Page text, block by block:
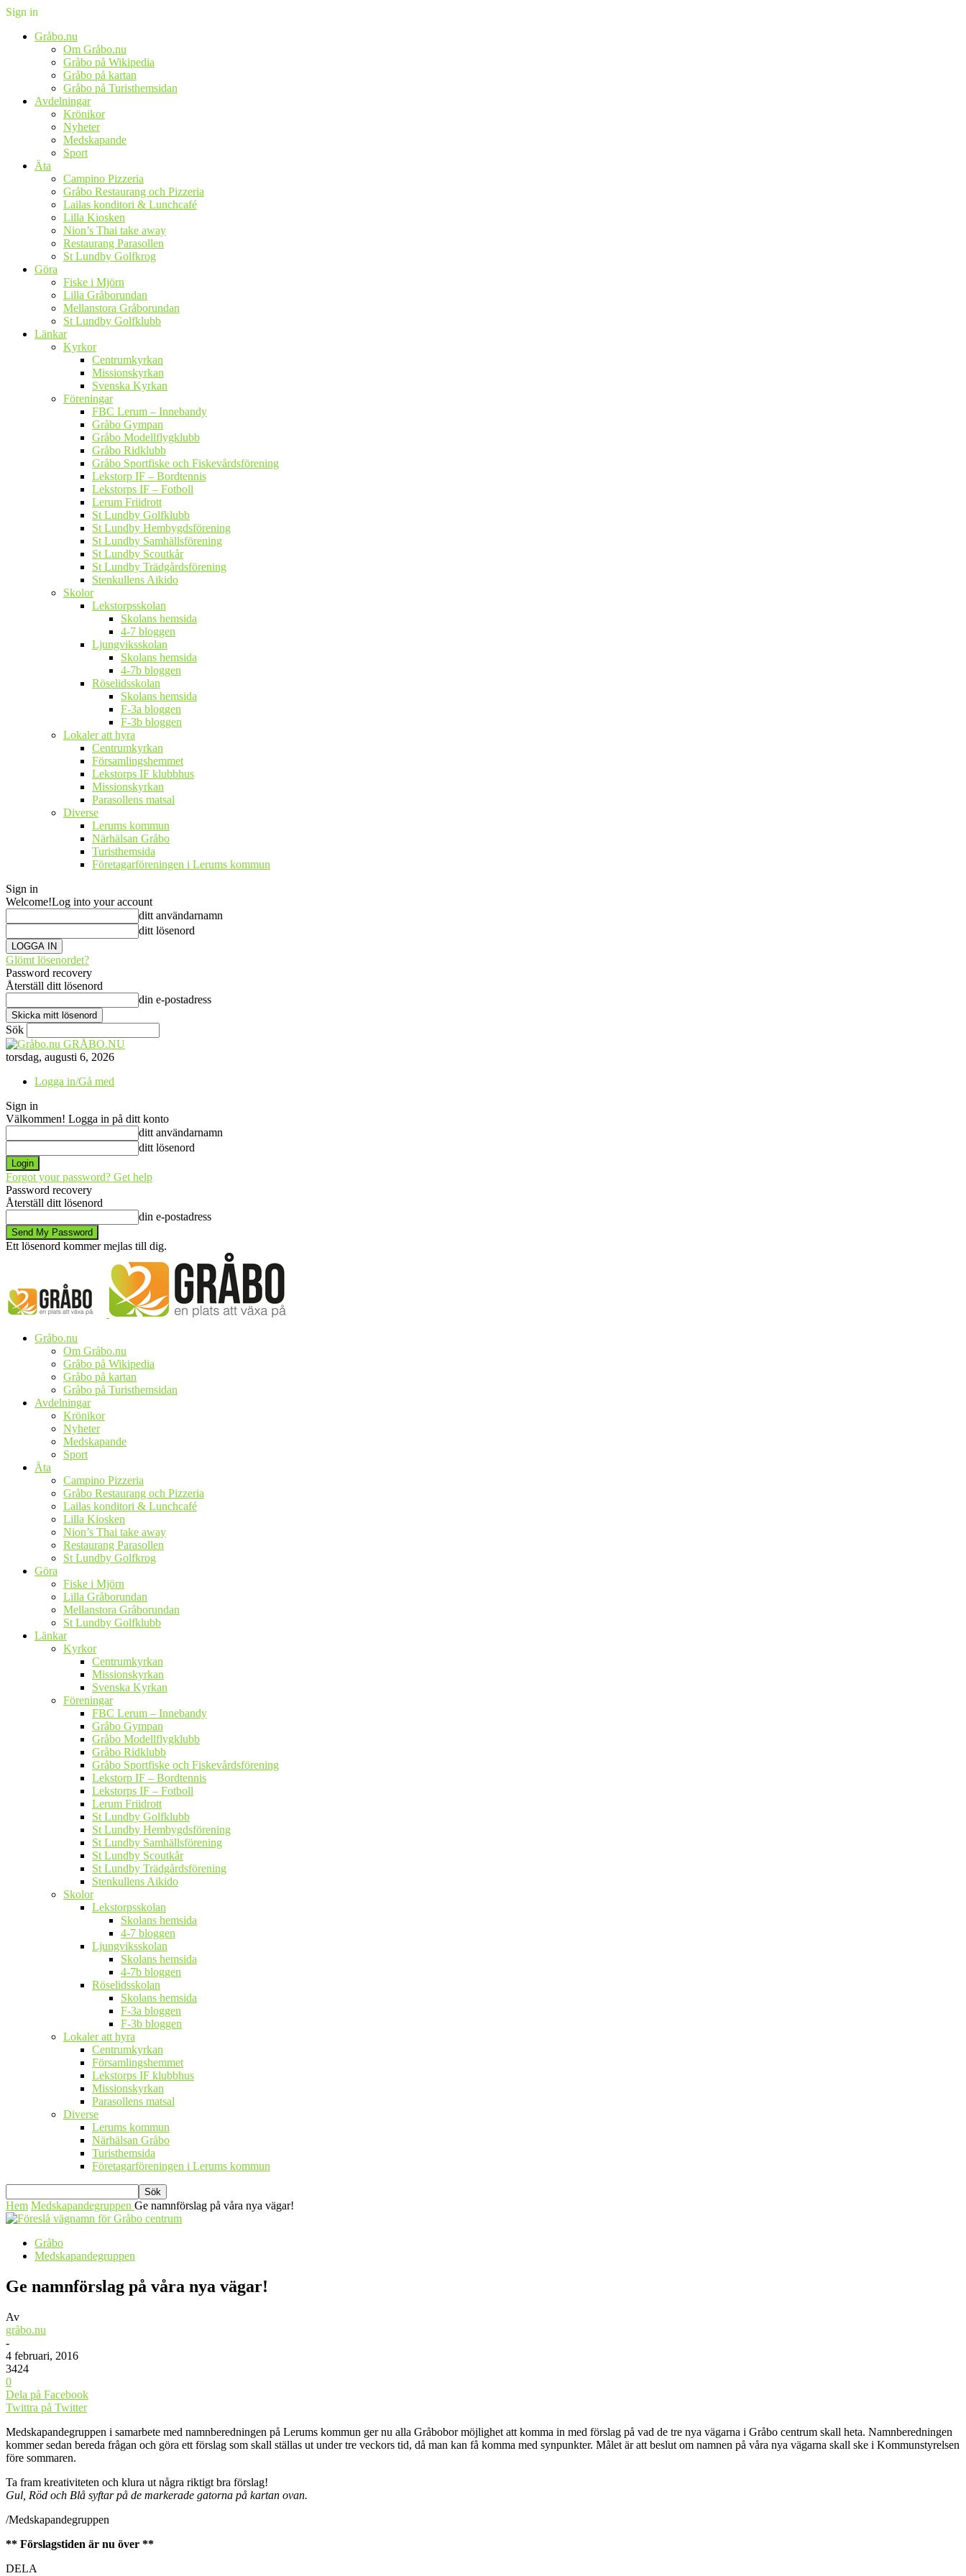
Sign in
Gråbo.nu
Om Gråbo.nu
Gråbo på Wikipedia
Gråbo på kartan
Gråbo på Turisthemsidan
Avdelningar
Krönikor
Nyheter
Medskapande
Sport
Äta
Campino Pizzeria
Gråbo Restaurang och Pizzeria
Lailas konditori & Lunchcafé
Lilla Kiosken
Nion’s Thai take away
Restaurang Parasollen
St Lundby Golfkrog
Göra
Fiske i Mjörn
Lilla Gråborundan
Mellanstora Gråborundan
St Lundby Golfklubb
Länkar
Kyrkor
Centrumkyrkan
Missionskyrkan
Svenska Kyrkan
Föreningar
FBC Lerum – Innebandy
Gråbo Gympan
Gråbo Modellflygklubb
Gråbo Ridklubb
Gråbo Sportfiske och Fiskevårdsförening
Lekstorp IF – Bordtennis
Lekstorps IF – Fotboll
Lerum Friidrott
St Lundby Golfklubb
St Lundby Hembygdsförening
St Lundby Samhällsförening
St Lundby Scoutkår
St Lundby Trädgårdsförening
Stenkullens Aikido
Skolor
Lekstorpsskolan
Skolans hemsida
4-7 bloggen
Ljungviksskolan
Skolans hemsida
4-7b bloggen
Röselidsskolan
Skolans hemsida
F-3a bloggen
F-3b bloggen
Lokaler att hyra
Centrumkyrkan
Församlingshemmet
Lekstorps IF klubbhus
Missionskyrkan
Parasollens matsal
Diverse
Lerums kommun
Närhälsan Gråbo
Turisthemsida
Företagarföreningen i Lerums kommun
Sign in
Welcome!Log into your account
ditt användarnamn
ditt lösenord
Glömt lösenordet?
Password recovery
Återställ ditt lösenord
din e-postadress
Sök
GRÅBO.NU
torsdag, augusti 6, 2026
Logga in/Gå med
Sign in
Välkommen! Logga in på ditt konto
ditt användarnamn
ditt lösenord
Forgot your password? Get help
Password recovery
Återställ ditt lösenord
din e-postadress
Ett lösenord kommer mejlas till dig.
Gråbo.nu
Om Gråbo.nu
Gråbo på Wikipedia
Gråbo på kartan
Gråbo på Turisthemsidan
Avdelningar
Krönikor
Nyheter
Medskapande
Sport
Äta
Campino Pizzeria
Gråbo Restaurang och Pizzeria
Lailas konditori & Lunchcafé
Lilla Kiosken
Nion’s Thai take away
Restaurang Parasollen
St Lundby Golfkrog
Göra
Fiske i Mjörn
Lilla Gråborundan
Mellanstora Gråborundan
St Lundby Golfklubb
Länkar
Kyrkor
Centrumkyrkan
Missionskyrkan
Svenska Kyrkan
Föreningar
FBC Lerum – Innebandy
Gråbo Gympan
Gråbo Modellflygklubb
Gråbo Ridklubb
Gråbo Sportfiske och Fiskevårdsförening
Lekstorp IF – Bordtennis
Lekstorps IF – Fotboll
Lerum Friidrott
St Lundby Golfklubb
St Lundby Hembygdsförening
St Lundby Samhällsförening
St Lundby Scoutkår
St Lundby Trädgårdsförening
Stenkullens Aikido
Skolor
Lekstorpsskolan
Skolans hemsida
4-7 bloggen
Ljungviksskolan
Skolans hemsida
4-7b bloggen
Röselidsskolan
Skolans hemsida
F-3a bloggen
F-3b bloggen
Lokaler att hyra
Centrumkyrkan
Församlingshemmet
Lekstorps IF klubbhus
Missionskyrkan
Parasollens matsal
Diverse
Lerums kommun
Närhälsan Gråbo
Turisthemsida
Företagarföreningen i Lerums kommun
Hem Medskapandegruppen Ge namnförslag på våra nya vägar!
Gråbo
Medskapandegruppen
Ge namnförslag på våra nya vägar!
Av
gråbo.nu
-
4 februari, 2016
3424
0
Dela på Facebook
Twittra på Twitter
Medskapandegruppen i samarbete med namnberedningen på Lerums kommun ger nu alla Gråbobor möjlighet att komma in med förslag på vad de tre nya vägarna i Gråbo centrum skall heta. Namnberedningen
kommer sedan bereda frågan och göra ett förslag som skall ställas ut under tre veckors tid, då man kan få komma med synpunkter. Målet är att beslut om namnen på våra nya vägarna skall ske i Kommunstyrelsen
före sommaren.
Ta fram kreativiteten och klura ut några riktigt bra förslag!
Gul, Röd och Blå syftar på de markerade gatorna på kartan ovan.
/Medskapandegruppen
** Förslagstiden är nu över **
DELA